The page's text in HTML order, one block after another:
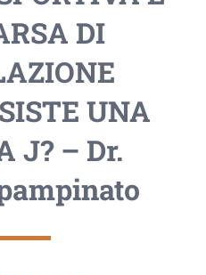
DI
UNA
J? – Dr.